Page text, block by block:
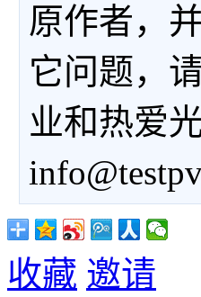
原作者，
它问题，
业和热爱
收藏 邀请